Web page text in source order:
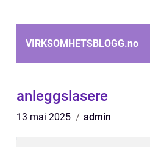
VIRKSOMHETSBLOGG.no
anleggslasere
13 mai 2025 admin